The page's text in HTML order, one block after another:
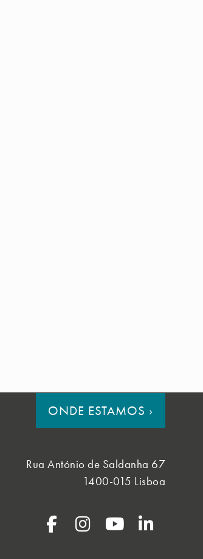
ONDE ESTAMOS ›
Rua António de Saldanha 67
1400-015 Lisboa